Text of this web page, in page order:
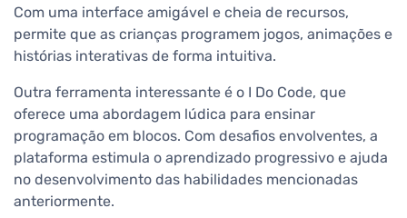
Com uma interface amigável e cheia de recursos,
permite que as crianças programem jogos, animações e
histórias interativas de forma intuitiva.
Outra ferramenta interessante é o I Do Code, que
oferece uma abordagem lúdica para ensinar
programação em blocos. Com desafios envolventes, a
plataforma estimula o aprendizado progressivo e ajuda
no desenvolvimento das habilidades mencionadas
anteriormente.